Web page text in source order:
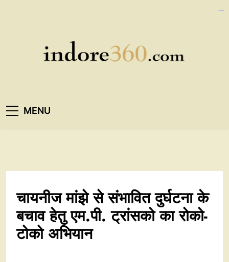
Indore360
MENU
चायनीज मांझे से संभावित दुर्घटना के
बचाव हेतु एम.पी. ट्रांसको का रोको-
टोको अभियान